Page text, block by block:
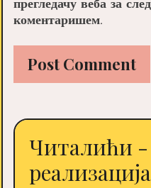
прегледачу веба за
коментаришем.
Читалићи -